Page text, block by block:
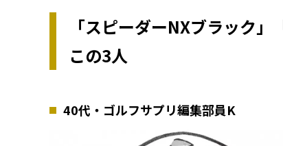
「スピーダーNXブラック
この3人
40代・ゴルフサプリ編集部員K